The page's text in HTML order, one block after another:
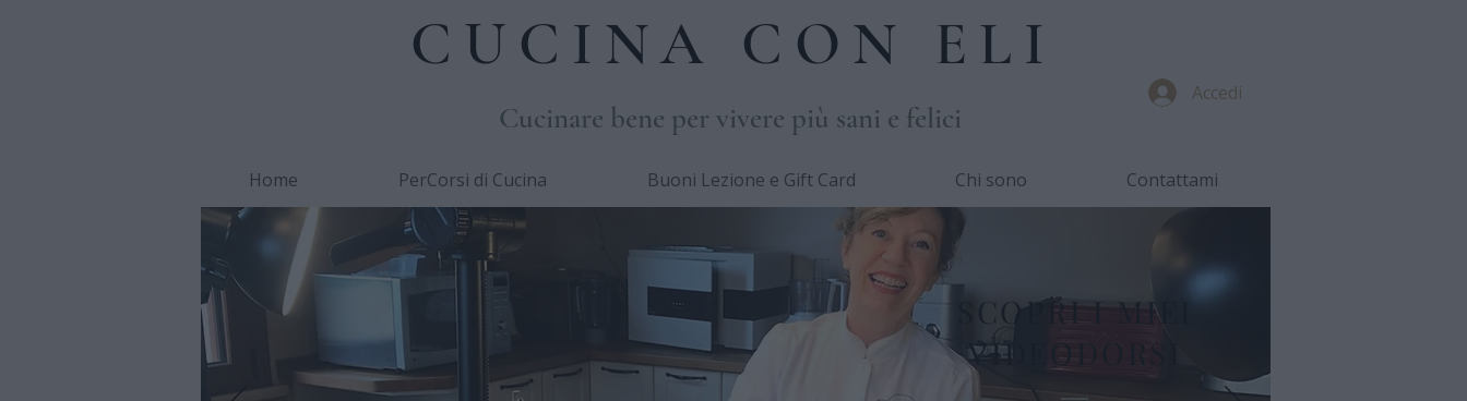
CUCINA CON ELI
Cucinare bene per vivere più sani e felici
Accedi
Home PerCorsi di Cucina Buoni Lezione e Gift Card Chi sono Contattami
SCOPRI I MIEI
VIDEODORSI